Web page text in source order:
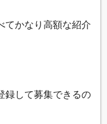
てかなり高額な紹介
録して募集できるの